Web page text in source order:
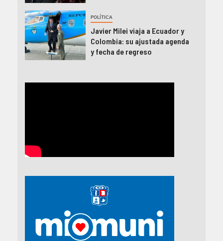
POLÍTICA
Javier Milei viaja a Ecuador y
Colombia: su ajustada agenda
y fecha de regreso